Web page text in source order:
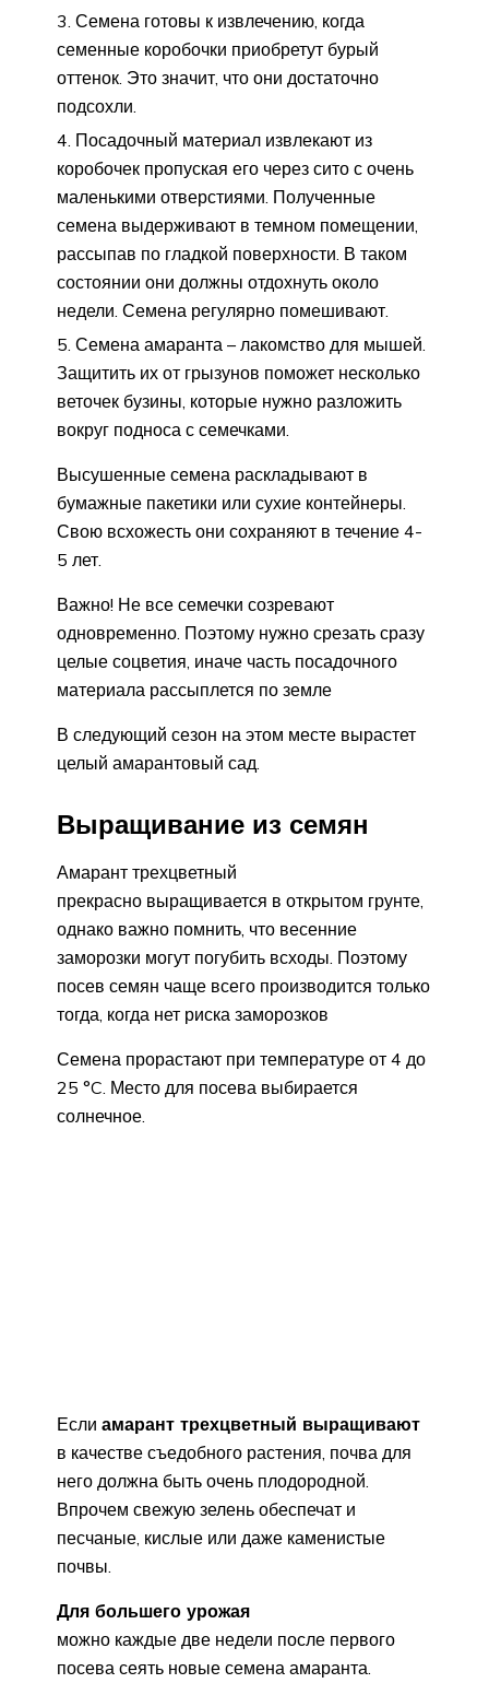
Семена готовы к извлечению, когда
семенные коробочки приобретут бурый
оттенок. Это значит, что они достаточно
подсохли.
Посадочный материал извлекают из
коробочек пропуская его через сито с очень
маленькими отверстиями. Полученные
семена выдерживают в темном помещении,
рассыпав по гладкой поверхности. В таком
состоянии они должны отдохнуть около
недели. Семена регулярно помешивают.
Семена амаранта – лакомство для мышей.
Защитить их от грызунов поможет несколько
веточек бузины, которые нужно разложить
вокруг подноса с семечками.
Высушенные семена раскладывают в
бумажные пакетики или сухие контейнеры.
Свою всхожесть они сохраняют в течение 4-
5 лет.
Важно! Не все семечки созревают
одновременно. Поэтому нужно срезать сразу
целые соцветия, иначе часть посадочного
материала рассыплется по земле
В следующий сезон на этом месте вырастет
целый амарантовый сад.
Выращивание из семян
Амарант трехцветный
прекрасно выращивается в открытом грунте,
однако важно помнить, что весенние
заморозки могут погубить всходы. Поэтому
посев семян чаще всего производится только
тогда, когда нет риска заморозков
Семена прорастают при температуре от 4 до
25 °C. Место для посева выбирается
солнечное.
Если амарант трехцветный выращивают
в качестве съедобного растения, почва для
него должна быть очень плодородной.
Впрочем свежую зелень обеспечат и
песчаные, кислые или даже каменистые
почвы.
Для большего урожая
можно каждые две недели после первого
посева сеять новые семена амаранта.